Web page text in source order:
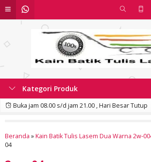
Kategori Produk
Buka jam 08.00 s/d jam 21.00 , Hari Besar Tutup
Beranda »Kain Batik Tulis Lasem Dua Warna 2w-
04